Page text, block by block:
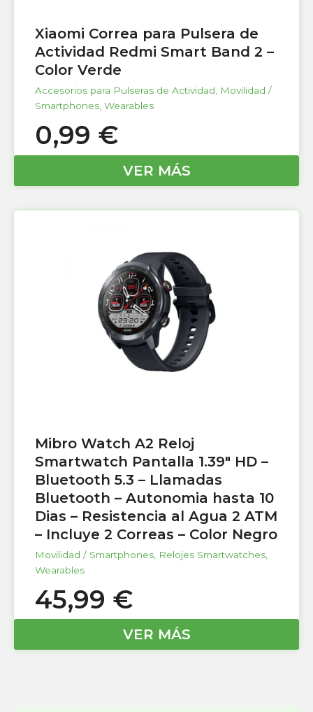
Xiaomi Correa para Pulsera de
Actividad Redmi Smart Band 2 –
Color Verde
Accesorios para Pulseras de Actividad, Movilidad /
Smartphones, Wearables
0,99 €
VER MÁS
Mibro Watch A2 Reloj
Smartwatch Pantalla 1.39″ HD –
Bluetooth 5.3 – Llamadas
Bluetooth – Autonomia hasta 10
Dias – Resistencia al Agua 2 ATM
– Incluye 2 Correas – Color Negro
Movilidad / Smartphones Relojes Smartwatches
Wearables
45,99 €
VER MÁS